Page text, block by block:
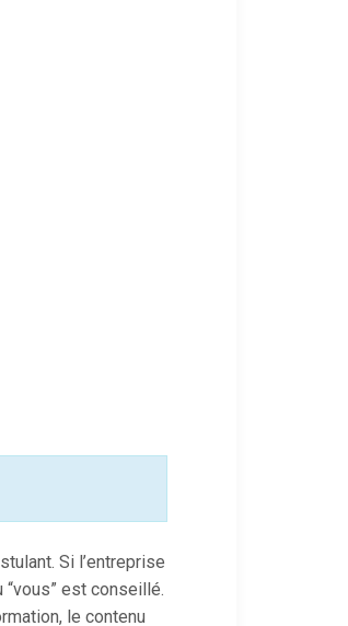
Si l’entreprise
“vous” est conseillé.
le contenu